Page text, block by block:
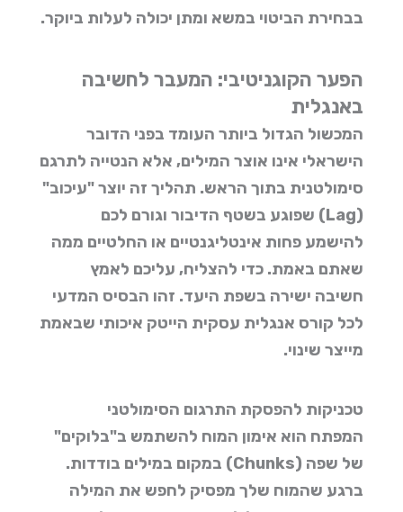
בבחירת הביטוי במשא ומתן יכולה לעלות ביוקר.
הפער הקוגניטיבי: המעבר לחשיבה
באנגלית
המכשול הגדול ביותר העומד בפני הדובר
הישראלי אינו אוצר המילים, אלא הנטייה לתרגם
סימולטנית בתוך הראש. תהליך זה יוצר "עיכוב"
(Lag) שפוגע בשטף הדיבור וגורם לכם
להישמע פחות אינטליגנטיים או החלטיים ממה
שאתם באמת. כדי להצליח, עליכם לאמץ
חשיבה ישירה בשפת היעד. זהו הבסיס המדעי
לכל קורס אנגלית עסקית הייטק איכותי שבאמת
מייצר שינוי.
טכניקות להפסקת התרגום הסימולטני
המפתח הוא אימון המוח להשתמש ב"בלוקים"
של שפה (Chunks) במקום במילים בודדות.
ברגע שהמוח שלך מפסיק לחפש את המילה